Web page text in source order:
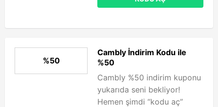
%50
Cambly İndirim Kodu ile
%50
Cambly %50 indirim kuponu
yukarıda seni bekliyor!
Hemen şimdi “kodu aç”